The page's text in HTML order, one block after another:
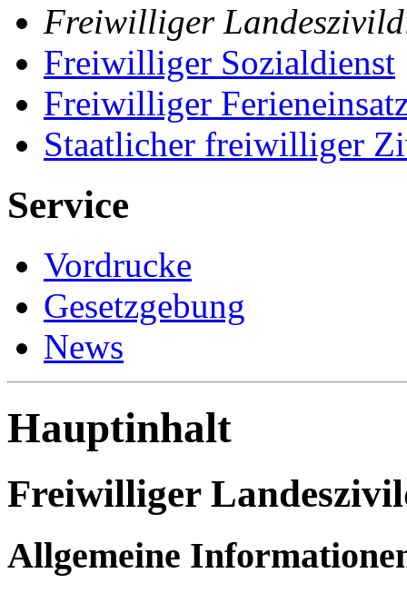
Freiwilliger
Freiwilliger Sozialdienst
Freiwilliger
Staatlicher freiwilliger
Service
Vordrucke
Gesetzgebung
News
Hauptinhalt
Freiwilliger
Allgemeine